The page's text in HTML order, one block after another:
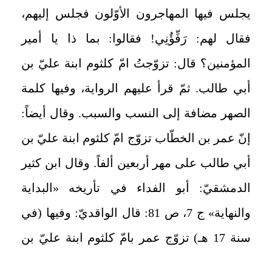
يجلس فيها المهاجرون الأوّلون فجلس إليهم،
فقال لهم: رَفِّؤُنِي! فقالوا: بما ذا يا أمير
المؤمنين؟ قال: تزوّجتُ امّ كلثوم ابنة عليّ بن
أبي طالب. ثمّ قرأ عليهم الرواية، وفيها كلمة
الصهر مضافة إلى النسب والسبب. وقال أيضاً:
إنّ عمر بن الخطّاب تزوّج امّ كلثوم ابنة عليّ بن
أبي طالب على مهر أربعين ألفاً. وقال ابن كثير
الدمشقيّ: أبو الفداء في تأريخه «البداية
والنهاية» ج 7، ص 81: قال الواقديّ: وفيها (في
سنة 17 هـ) تزوّج عمر بامّ كلثوم ابنة عليّ بن